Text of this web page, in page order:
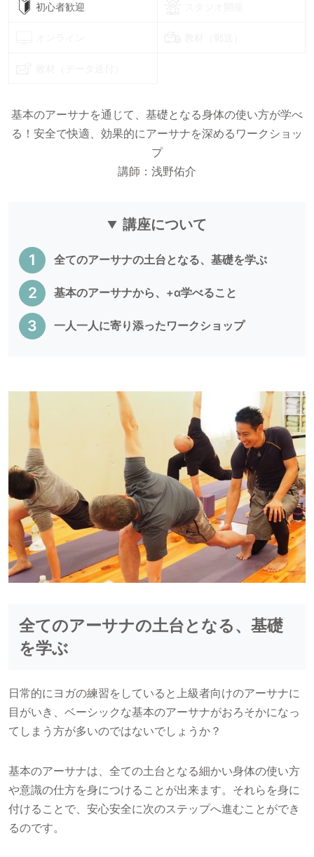
初心者歓迎
基本のアーサナを通じて、基礎となる身体の使い方が学べ
る！安全で快適、効果的にアーサナを深めるワークショッ
プ
講師：浅野佑介
講座について
全てのアーサナの土台となる、基礎を学ぶ
基本のアーサナから、+α学べること
一人一人に寄り添ったワークショップ
全てのアーサナの土台となる、基礎
を学ぶ
日常的にヨガの練習をしていると上級者向けのアーサナに
目がいき、ベーシックな基本のアーサナがおろそかになっ
てしまう方が多いのではないでしょうか？
基本のアーサナは、全ての土台となる細かい身体の使い方
や意識の仕方を身につけることが出来ます。それらを身に
付けることで、安心安全に次のステップへ進むことができ
るのです。